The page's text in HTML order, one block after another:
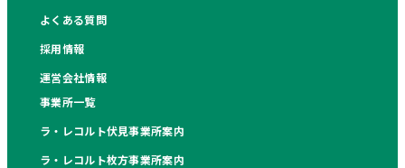
よくある質問
採用情報
運営会社情報
事業所一覧
ラ・レコルト伏見事業所案内
ラ・レコルト枚方事業所案内